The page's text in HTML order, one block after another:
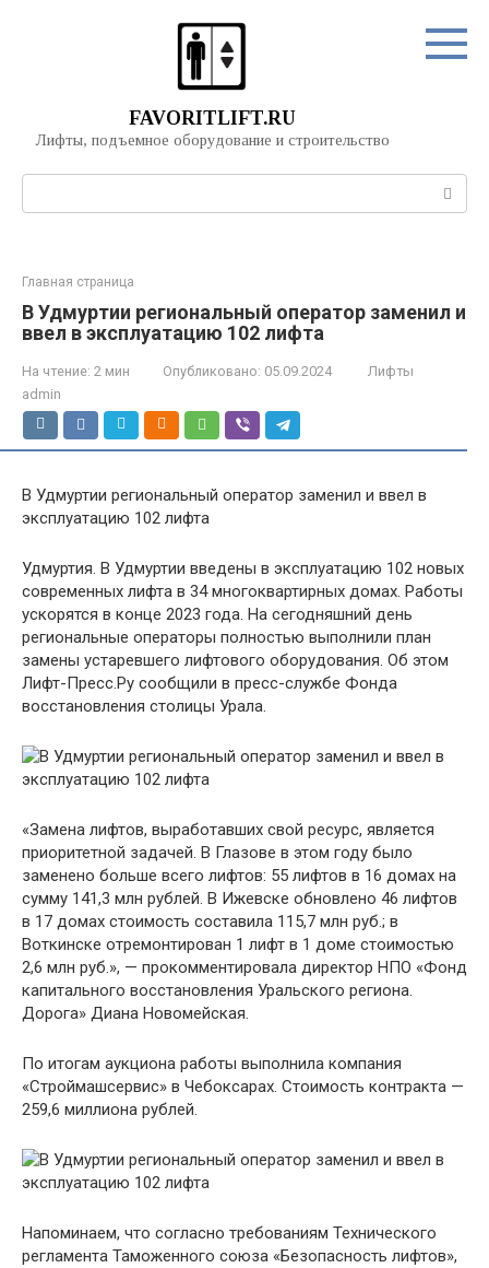
FAVORITLIFT.RU
Лифты, подъемное оборудование и строительство
Главная страница
В Удмуртии региональный оператор заменил и
ввел в эксплуатацию 102 лифта
На чтение: 2 мин Опубликовано: 05.09.2024
Лифты
admin
В Удмуртии региональный оператор заменил и ввел в
эксплуатацию 102 лифта
Удмуртия. В Удмуртии введены в эксплуатацию 102 новых
современных лифта в 34 многоквартирных домах. Работы
ускорятся в конце 2023 года. На сегодняшний день
региональные операторы полностью выполнили план
замены устаревшего лифтового оборудования. Об этом
Лифт-Пресс.Ру сообщили в пресс-службе Фонда
восстановления столицы Урала.
«Замена лифтов, выработавших свой ресурс, является
приоритетной задачей. В Глазове в этом году было
заменено больше всего лифтов: 55 лифтов в 16 домах на
сумму 141,3 млн рублей. В Ижевске обновлено 46 лифтов
в 17 домах стоимость составила 115,7 млн ​​руб.; в
Воткинске отремонтирован 1 лифт в 1 доме стоимостью
2,6 млн руб.», — прокомментировала директор НПО «Фонд
капитального восстановления Уральского региона.
Дорога» Диана Новомейская.
По итогам аукциона работы выполнила компания
«Строймашсервис» в Чебоксарах. Стоимость контракта —
259,6 миллиона рублей.
Напоминаем, что согласно требованиям Технического
регламента Таможенного союза «Безопасность лифтов»,